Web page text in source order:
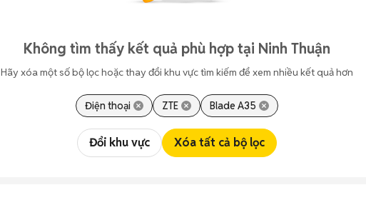
Không tìm thấy kết quả phù hợp tại Ninh Thuận
Hãy xóa một số bộ lọc hoặc thay đổi khu vực tìm kiếm để xem nhiều kết quả hơn
Điện thoại ZTE Blade A35
Đổi khu vực Xóa tất cả bộ lọc